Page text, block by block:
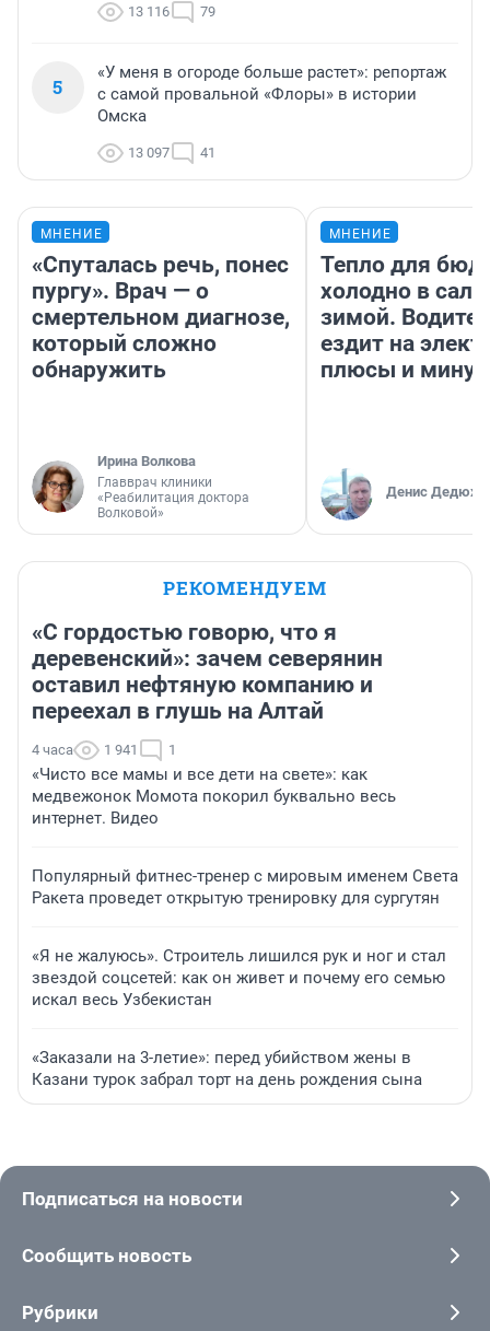
13 116 79
5
«У меня в огороде больше растет»: репортаж
с самой провальной «Флоры» в истории
Омска
13 097 41
МНЕНИЕ
«Спуталась речь, понес
пургу». Врач — о
смертельном диагнозе,
который сложно
обнаружить
Ирина Волкова
Главврач клиники
«Реабилитация доктора
Волковой»
МНЕНИЕ
Тепло для
холодно в
зимой.
ездит на
плюсы и
Денис
РЕКОМЕНДУЕМ
«С гордостью говорю, что я
деревенский»: зачем северянин
оставил нефтяную компанию и
переехал в глушь на Алтай
4 часа 1 941 1
«Чисто все мамы и все дети на свете»: как
медвежонок Момота покорил буквально весь
интернет. Видео
Популярный фитнес-тренер с мировым именем Света
Ракета проведет открытую тренировку для сургутян
«Я не жалуюсь». Строитель лишился рук и ног и стал
звездой соцсетей: как он живет и почему его семью
искал весь Узбекистан
«Заказали на 3-летие»: перед убийством жены в
Казани турок забрал торт на день рождения сына
Подписаться на новости
Сообщить новость
Рубрики